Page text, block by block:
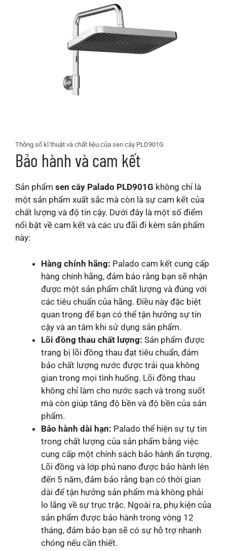
Thông số kĩ thuật và chất liệu của sen cây PLD901G
Bảo hành và cam kết
Sản phẩm sen cây Palado PLD901G không chỉ là
một sản phẩm xuất sắc mà còn là sự cam kết của
chất lượng và độ tin cậy. Dưới đây là một số điểm
nổi bật về cam kết và các ưu đãi đi kèm sản phẩm
này:
Hàng chính hãng: Palado cam kết cung cấp
hàng chính hãng, đảm bảo rằng bạn sẽ nhận
được một sản phẩm chất lượng và đúng với
các tiêu chuẩn của hãng. Điều này đặc biệt
quan trọng để bạn có thể tận hưởng sự tin
cậy và an tâm khi sử dụng sản phẩm.
Lõi đồng thau chất lượng: Sản phẩm được
trang bị lõi đồng thau đạt tiêu chuẩn, đảm
bảo chất lượng nước được trải qua không
gian trong mọi tình huống. Lõi đồng thau
không chỉ làm cho nước sạch và trong suốt
mà còn giúp tăng độ bền và độ bền của sản
phẩm.
Bảo hành dài hạn: Palado thể hiện sự tự tin
trong chất lượng của sản phẩm bằng việc
cung cấp một chính sách bảo hành ấn tượng.
Lõi đồng và lớp phủ nano được bảo hành lên
đến 5 năm, đảm bảo rằng bạn có thời gian
dài để tận hưởng sản phẩm mà không phải
lo lắng về sự trục trặc. Ngoài ra, phụ kiện của
sản phẩm được bảo hành trong vòng 12
tháng, đảm bảo bạn sẽ có sự hỗ trợ nhanh
chóng nếu cần thiết.